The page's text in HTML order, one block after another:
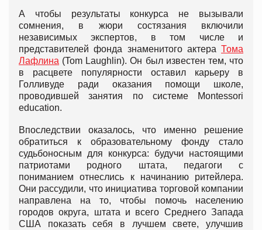
А чтобы результаты конкурса не вызывали
сомнения, в жюри состязания включили
независимых экспертов, в том числе и
представителей фонда знаменитого актера Тома
Лафлина (Tom Laughlin). Он был известен тем, что
в расцвете популярности оставил карьеру в
Голливуде ради оказания помощи школе,
проводившей занятия по системе Montessori
education.
Впоследствии оказалось, что именно решение
обратиться к образовательному фонду стало
судьбоносным для конкурса: будучи настоящими
патриотами родного штата, педагоги с
пониманием отнеслись к начинанию ритейлера.
Они рассудили, что инициатива торговой компании
направлена на то, чтобы помочь населению
городов округа, штата и всего Среднего Запада
США показать себя в лучшем свете, улучшив